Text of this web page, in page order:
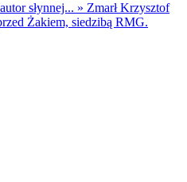
słynnej... » Zmarł Krzysztof
Żakiem, siedzibą RMG.